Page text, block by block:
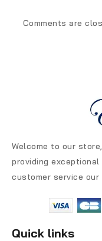
Comments are
Welcome to our
providing
customer service
Quick links